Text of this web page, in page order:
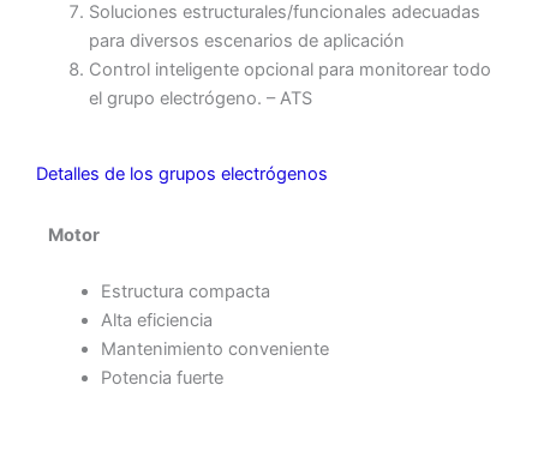
Soluciones estructurales/funcionales adecuadas
para diversos escenarios de aplicación
Control inteligente opcional para monitorear todo
el grupo electrógeno. – ATS
Detalles de los grupos electrógenos
Motor
Estructura compacta
Alta eficiencia
Mantenimiento conveniente
Potencia fuerte